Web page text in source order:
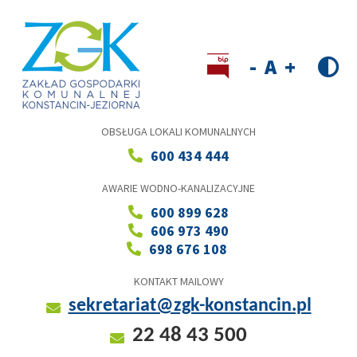
OBSŁUGA LOKALI KOMUNALNYCH
600 434 444
AWARIE WODNO-KANALIZACYJNE
600 899 628
606 973 490
698 676 108
KONTAKT MAILOWY
sekretariat@zgk-konstancin.pl
22 48 43 500
size